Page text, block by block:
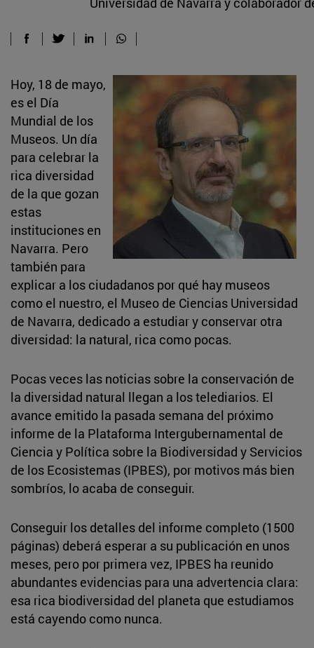
Hoy, 18 de mayo,
es el Día
Mundial de los
Museos. Un día
para celebrar la
rica diversidad
de la que gozan
estas
instituciones en
Navarra. Pero
también para
explicar a los ciudadanos por qué hay museos
como el nuestro, el Museo de Ciencias Universidad
de Navarra, dedicado a estudiar y conservar otra
diversidad: la natural, rica como pocas.
Pocas veces las noticias sobre la conservación de
la diversidad natural llegan a los telediarios. El
avance emitido la pasada semana del próximo
informe de la Plataforma Intergubernamental de
Ciencia y Política sobre la Biodiversidad y Servicios
de los Ecosistemas (IPBES), por motivos más bien
sombríos, lo acaba de conseguir.
Conseguir los detalles del informe completo (1500
páginas) deberá esperar a su publicación en unos
meses, pero por primera vez, IPBES ha reunido
abundantes evidencias para una advertencia clara:
esa rica biodiversidad del planeta que estudiamos
está cayendo como nunca.